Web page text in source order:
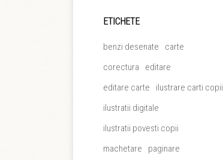
ETICHETE
benzi desenate
carte
corectura
editare
editare carte
ilustrare carti copii
ilustratii digitale
ilustratii povesti copii
machetare
paginare